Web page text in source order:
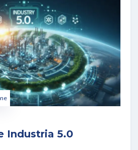
Industria 5.0